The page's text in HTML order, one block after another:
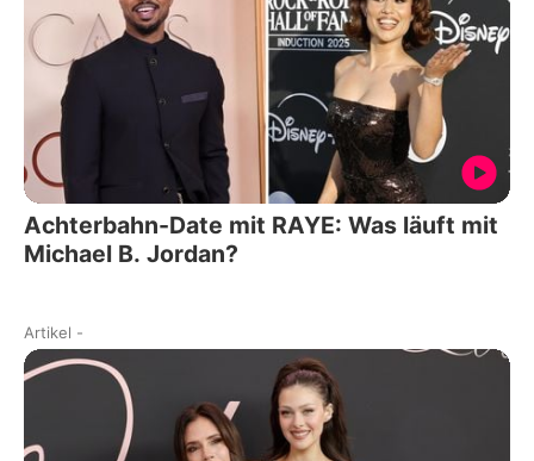
Achterbahn-Date mit RAYE: Was läuft mit
Michael B. Jordan?
Artikel -